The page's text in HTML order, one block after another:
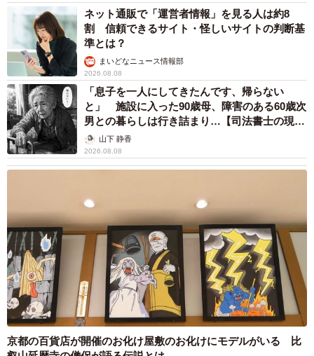
ネット通販で「運営者情報」を見る人は約8
割 信頼できるサイト・怪しいサイトの判断基
準とは？
まいどなニュース情報部
2026.08.08
「息子を一人にしてきたんです、帰らない
と」 施設に入った90歳母、障害のある60歳次
男との暮らしは行き詰まり…【司法書士の現場
から】山下 静香
2026.08.08
京都の百貨店が開催のお化け屋敷のお化けにモデルがいる 比